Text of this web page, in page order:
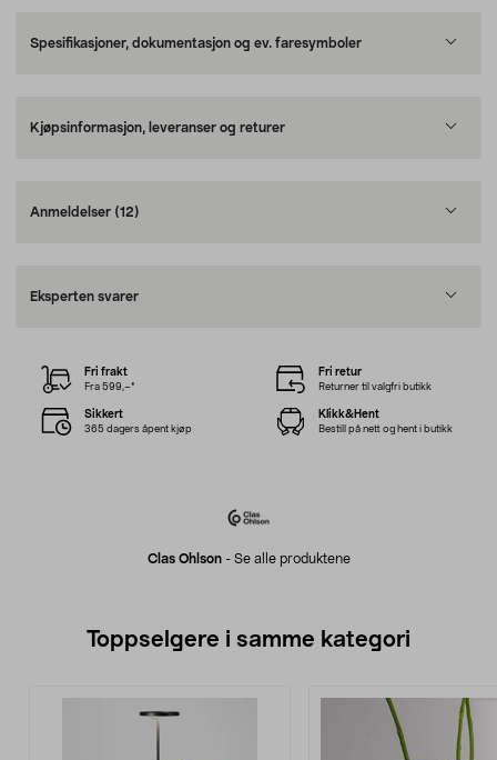
Spesifikasjoner, dokumentasjon og ev. faresymboler
Kjøpsinformasjon, leveranser og returer
Anmeldelser (12)
Eksperten svarer
Clas Ohlson- Se alle produktene
Fri frakt
Fra 599,–*
Fri retur
Returner til valgfri butikk
Sikkert
365 dagers åpent kjøp
Klikk&Hent
Bestill på nett og hent i butikk
Toppselgere i samme kategori